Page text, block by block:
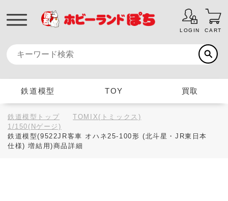
LOGIN CART
鉄道模型 TOY 買取
鉄道模型トップ
TOMIX(トミックス)
1/150(Nゲージ)
鉄道模型(9522JR客車 オハネ25-100形 (北斗星・JR東日本
仕様) 増結用)商品詳細